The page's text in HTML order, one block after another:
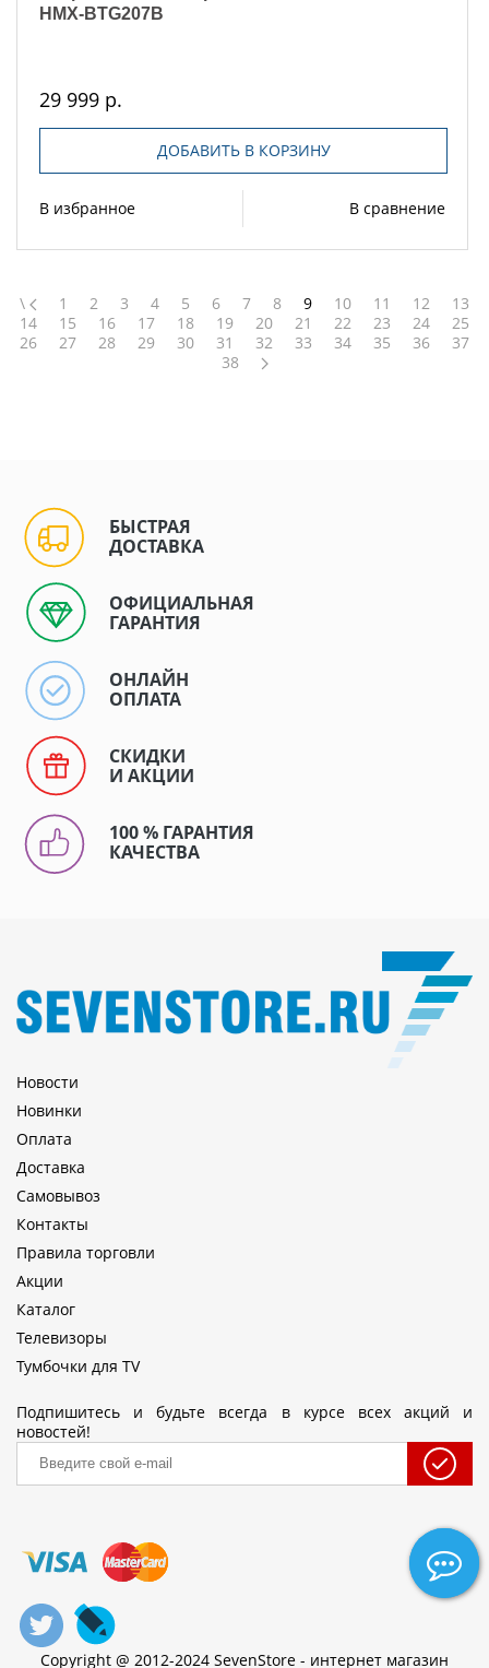
HMX-BTG207B
29 999 р.
ДОБАВИТЬ В КОРЗИНУ
В избранное В сравнение
\ 1 2 3 4 5 6 7 8 9 10 11 12
13
14
15 16 17 18 19 20 21 22 23 24
25
26
27 28 29 30 31 32 33 34 35 36
37
38
БЫСТРАЯ
ДОСТАВКА
ОФИЦИАЛЬНАЯ
ГАРАНТИЯ
ОНЛАЙН
ОПЛАТА
СКИДКИ
И АКЦИИ
100 % ГАРАНТИЯ
КАЧЕСТВА
Новости
Новинки
Оплата
Доставка
Самовывоз
Контакты
Правила торговли
Акции
Каталог
Телевизоры
Тумбочки для TV
Подпишитесь и будьте всегда в курсе всех акций и
новостей!
Copyright @ 2012-2024 SevenStore - интернет магазин